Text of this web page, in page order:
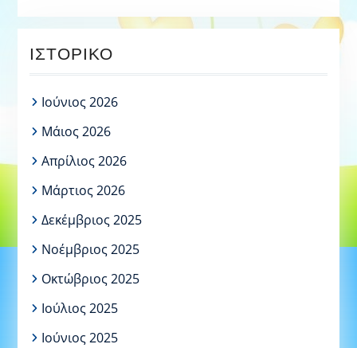
ΙΣΤΟΡΙΚΌ
Ιούνιος 2026
Μάιος 2026
Απρίλιος 2026
Μάρτιος 2026
Δεκέμβριος 2025
Νοέμβριος 2025
Οκτώβριος 2025
Ιούλιος 2025
Ιούνιος 2025